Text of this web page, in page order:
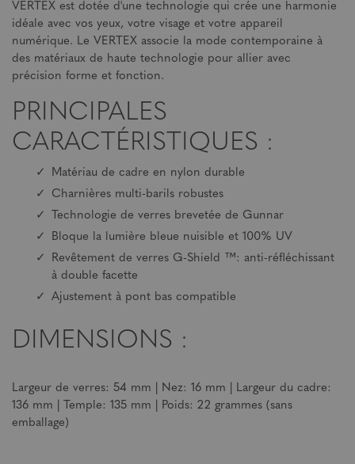
VERTEX est dotée d'une technologie qui crée une harmonie
idéale avec vos yeux, votre visage et votre appareil
numérique. Le VERTEX associe la mode contemporaine à
des matériaux de haute technologie pour allier avec
précision forme et fonction.
PRINCIPALES
CARACTÉRISTIQUES :
Matériau de cadre en nylon durable
Charnières multi-barils robustes
Technologie de verres brevetée de Gunnar
Bloque la lumière bleue nuisible et 100% UV
Revêtement de verres G-Shield ™: anti-réfléchissant
à double facette
Ajustement à pont bas compatible
DIMENSIONS :
Largeur de verres: 54 mm | Nez: 16 mm | Largeur du cadre:
136 mm | Temple: 135 mm | Poids: 22 grammes (sans
emballage)